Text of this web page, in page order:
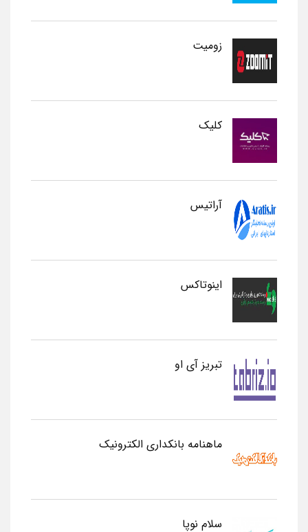
زومیت
کلیک
آراتیس
اینوتاکس
تبریز آی او
ماهنامه بانکداری الکترونیک
سلام نوپا